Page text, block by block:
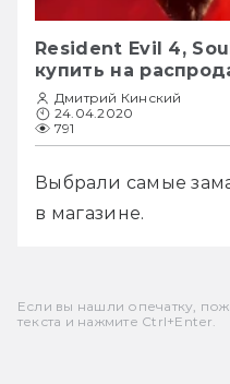
Resident Evil 4,
купить на
Дмитрий Кинский
24.04.2020
791
Выбрали самые
в магазине.
Если вы нашли опечатку,
текста и нажмите Ctrl+Enter.